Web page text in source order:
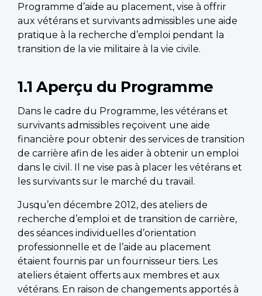
Programme d’aide au placement, vise à offrir
aux vétérans et survivants admissibles une aide
pratique à la recherche d’emploi pendant la
transition de la vie militaire à la vie civile.
1.1 Aperçu du Programme
Dans le cadre du Programme, les vétérans et
survivants admissibles reçoivent une aide
financière pour obtenir des services de transition
de carrière afin de les aider à obtenir un emploi
dans le civil. Il ne vise pas à placer les vétérans et
les survivants sur le marché du travail.
Jusqu’en décembre 2012, des ateliers de
recherche d’emploi et de transition de carrière,
des séances individuelles d’orientation
professionnelle et de l’aide au placement
étaient fournis par un fournisseur tiers. Les
ateliers étaient offerts aux membres et aux
vétérans. En raison de changements apportés à